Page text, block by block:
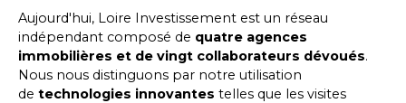
Aujourd'hui, Loire Investissement est un réseau
indépendant composé de quatre agences
immobilières et de vingt collaborateurs dévoués.
Nous nous distinguons par notre utilisation
de technologies innovantes telles que les visites